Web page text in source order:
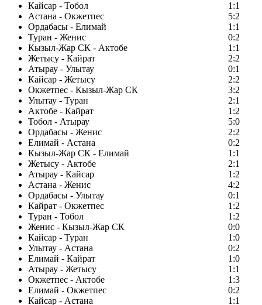
Кайсар - Тобол
1:1
Астана - Окжетпес
5:2
Ордабасы - Елимай
1:1
Туран - Женис
0:2
Кызыл-Жар СК - Актобе
1:1
Жетысу - Кайрат
2:2
Атырау - Улытау
0:1
Кайсар - Жетысу
2:2
Окжетпес - Кызыл-Жар СК
3:2
Улытау - Туран
2:1
Актобе - Кайрат
1:2
Тобол - Атырау
5:0
Ордабасы - Женис
2:2
Елимай - Астана
0:2
Кызыл-Жар СК - Елимай
1:1
Жетысу - Актобе
2:1
Атырау - Кайсар
1:2
Астана - Женис
4:2
Ордабасы - Улытау
0:1
Кайрат - Окжетпес
1:2
Туран - Тобол
1:2
Женис - Кызыл-Жар СК
0:0
Кайсар - Туран
1:0
Улытау - Астана
0:2
Елимай - Кайрат
1:0
Атырау - Жетысу
1:1
Окжетпес - Актобе
1:3
Елимай - Окжетпес
0:2
Кайсар - Астана
1:1